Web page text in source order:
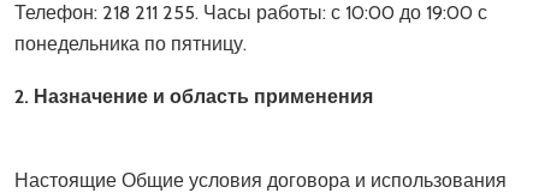
Телефон: 218 211 255. Часы работы: с 10:00 до 19:00 с
понедельника по пятницу.
2. Назначение и область применения
Настоящие Общие условия договора и использования